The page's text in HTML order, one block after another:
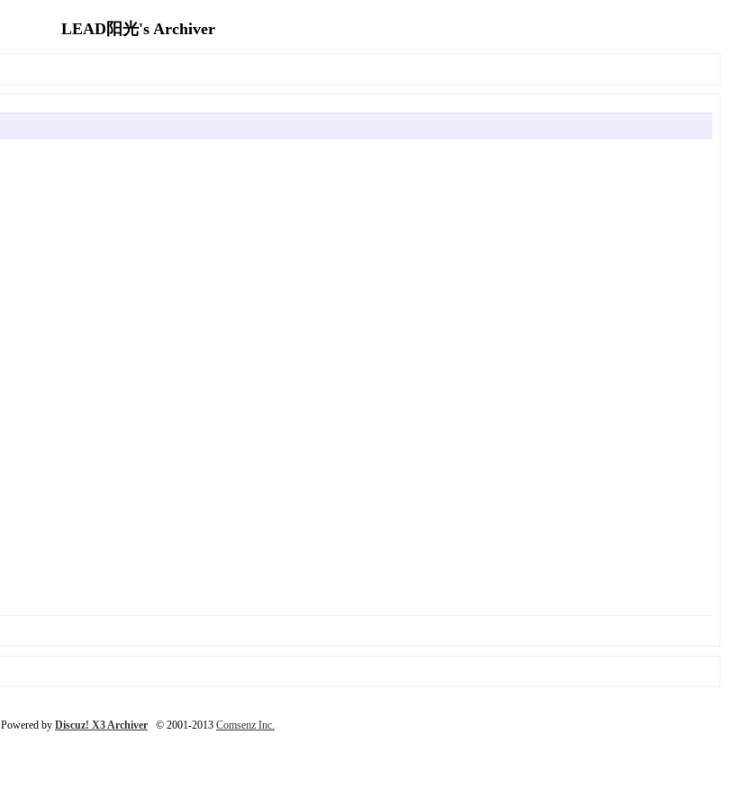
LEAD阳光's Archiver
Powered by Discuz! X3 Archiver © 2001-2013 Comsenz Inc.